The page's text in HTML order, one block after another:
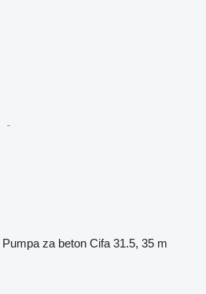
Pumpa za beton Cifa 31.5, 35 m